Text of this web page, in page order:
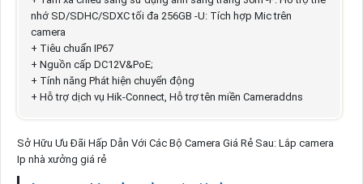
nhớ SD/SDHC/SDXC tối đa 256GB -U: Tích hợp Mic trên
camera
+ Tiêu chuẩn IP67
+ Nguồn cấp DC12V&PoE;
+ Tính năng Phát hiện chuyển động
+ Hỗ trợ dịch vụ Hik-Connect, Hỗ trợ tên miền Cameraddns
Sở Hữu Ưu Đãi Hấp Dẫn Với Các Bộ Camera Giá Rẻ Sau: Lắp camera
Ip nhà xưởng giá rẻ